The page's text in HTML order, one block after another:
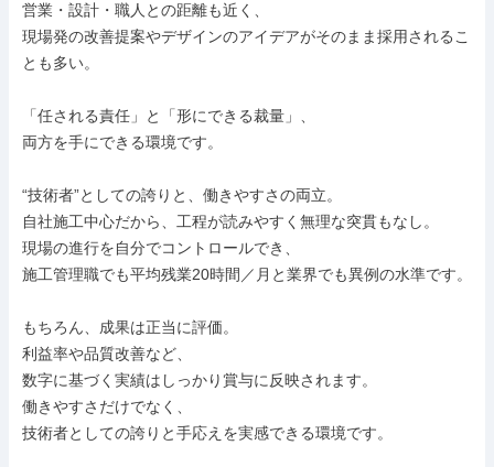
営業・設計・職人との距離も近く、
現場発の改善提案やデザインのアイデアがそのまま採用されるこ
とも多い。
「任される責任」と「形にできる裁量」、
両方を手にできる環境です。
“技術者”としての誇りと、働きやすさの両立。
自社施工中心だから、工程が読みやすく無理な突貫もなし。
現場の進行を自分でコントロールでき、
施工管理職でも平均残業20時間／月と業界でも異例の水準です。
もちろん、成果は正当に評価。
利益率や品質改善など、
数字に基づく実績はしっかり賞与に反映されます。
働きやすさだけでなく、
技術者としての誇りと手応えを実感できる環境です。